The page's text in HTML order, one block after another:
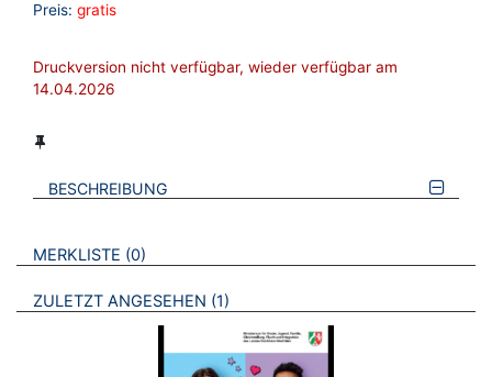
Preis: gratis
Druckversion nicht verfügbar, wieder verfügbar am
14.04.2026
BESCHREIBUNG
VERWEISE AUF VERMERKTE- ODER ZULETZT ANGESEHENE
MERKLISTE 0 BROSCHÜREN
ZULETZT ANGESEHEN 1 BROSCHÜREN